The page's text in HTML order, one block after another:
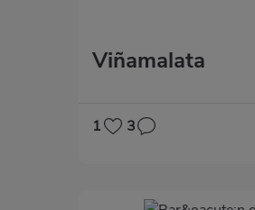
Viñamalata
1 3